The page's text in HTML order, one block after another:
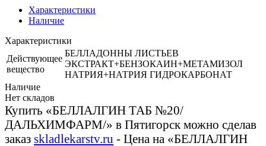
Характеристики
Наличие
Характеристики
Действующее
вещество
БЕЛЛАДОННЫ ЛИСТЬЕВ
ЭКСТРАКТ+БЕНЗОКАИН+МЕТАМИЗОЛ
НАТРИЯ+НАТРИЯ ГИДРОКАРБОНАТ
Наличие
Нет складов
Купить «БЕЛЛАЛГИН ТАБ №20/
ДАЛЬХИМФАРМ/» в Пятигорск можно сделав
заказ skladlekarstv.ru - Цена на «БЕЛЛАЛГИН